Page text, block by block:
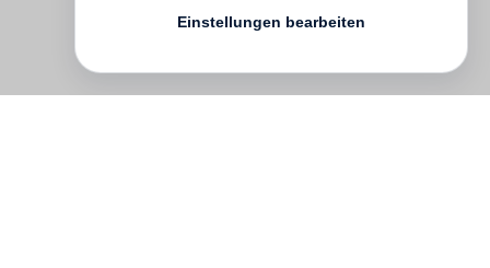
Einstellungen bearbeiten